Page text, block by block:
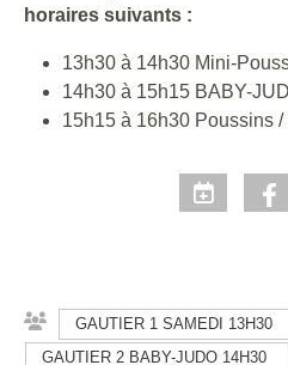
horaires suivants :
13h30 à 14h30 Mini-
14h30 à 15h15 BABY-
15h15 à 16h30 Poussins
GAUTIER 1 SAMEDI 13H30
GAUTIER 2 BABY-JUDO 14H30